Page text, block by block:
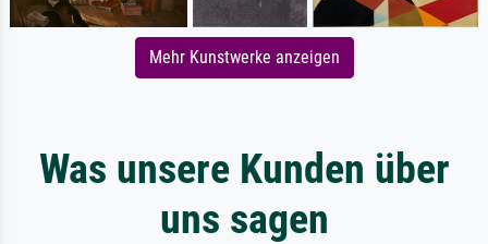
Mehr Kunstwerke anzeigen
Was unsere Kunden über
uns sagen